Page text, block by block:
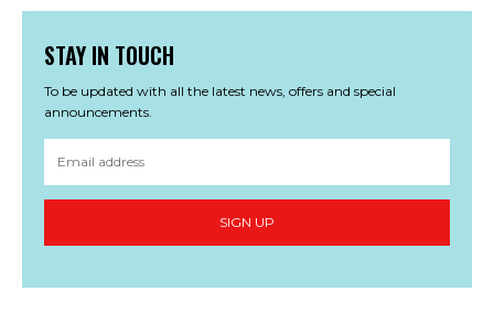
STAY IN TOUCH
To be updated with all the latest news, offers and special
announcements.
SIGN UP